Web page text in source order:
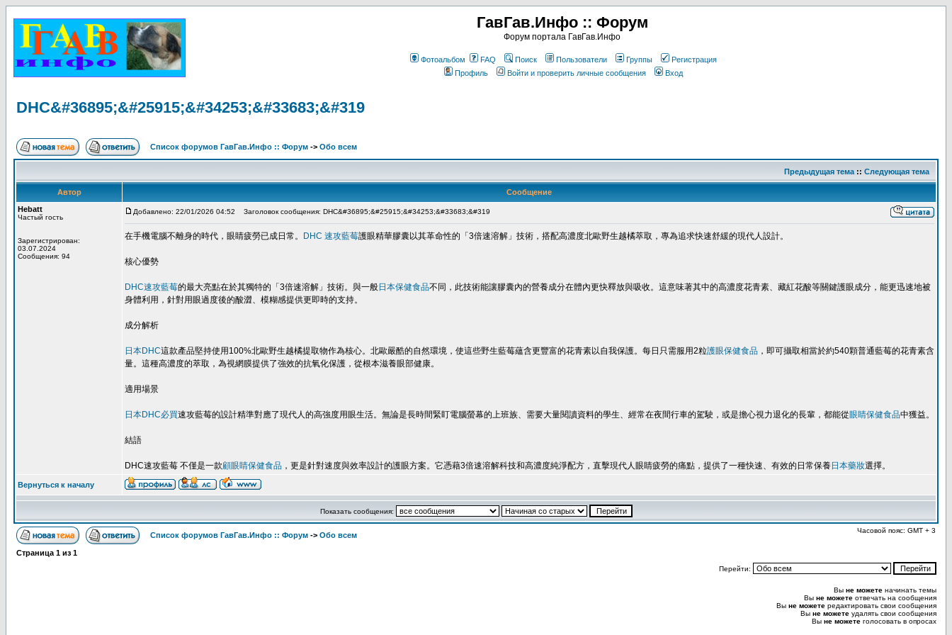
ГавГав.Инфо :: Форум
Форум портала ГавГав.Инфо
Фотоальбом FAQ Поиск Пользователи Группы
Регистрация
Профиль
Войти и проверить личные сообщения Вход
DHC&#36895;&#25915;&#34253;&#33683;&#319
Список форумов ГавГав.Инфо :: Форум -> Обо всем
Предыдущая тема :: Следующая тема
Автор
Сообщение
Hebatt
Частый гость
Зарегистрирован:
03.07.2024
Сообщения: 94
Добавлено: 22/01/2026 04:52 Заголовок сообщения: DHC&#36895;&#25915;&#34253;&#33683;&#319
在手機電腦不離身的時代，眼睛疲勞已成日常。 DHC 速攻藍莓護眼精華膠囊以其革命性的「3倍速溶解」技術，搭配高濃度北歐野生越橘萃取，專為追求快速舒緩的現代人設計。
核心優勢
DHC速攻藍莓的最大亮點在於其獨特的「3倍速溶解」技術。與一般日本保健食品不同，此技術能讓膠囊內的營養成分在體內更快釋放與吸收。這意味著其中的高濃度花青素、藏紅花酸等關鍵護眼成分，能更迅速地被
身體利用，針對用眼過度後的酸澀、模糊感提供更即時的支持。
成分解析
日本DHC這款產品堅持使用100%北歐野生越橘提取物作為核心。北歐嚴酷的自然環境，使這些野生藍莓蘊含更豐富的花青素以自我保護。每日只需服用2粒護眼保健食品 ，即可攝取相當於約540顆普通藍莓的花青素含
量。這種高濃度的萃取，為視網膜提供了強效的抗氧化保護，從根本滋養眼部健康。
適用場景
日本DHC必買速攻藍莓的設計精準對應了現代人的高強度用眼生活。無論是長時間緊盯電腦螢幕的上班族、需要大量閱讀資料的學生、經常在夜間行車的駕駛，或是擔心視力退化的長輩，都能從眼睛保健食品中獲益。
結語
DHC速攻藍莓 不僅是一款顧眼睛保健食品 ，更是針對速度與效率設計的護眼方案。它憑藉3倍速溶解科技和高濃度純淨配方，直擊現代人眼睛疲勞的痛點，提供了一種快速、有效的日常保養日本藥妝選擇。
Вернуться к началу
Показать сообщения:
Список форумов ГавГав.Инфо :: Форум -> Обо всем
Часовой пояс: GMT + 3
Страница 1 из 1
Перейти:
Вы не можете начинать темы
Вы не можете отвечать на сообщения
Вы не можете редактировать свои сообщения
Вы не можете удалять свои сообщения
Вы не можете голосовать в опросах